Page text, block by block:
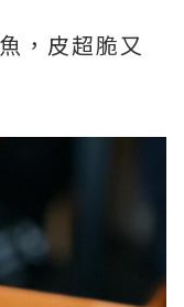
，皮超脆又